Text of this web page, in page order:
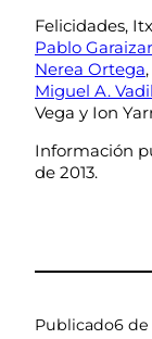
Felicidades,
Pablo Garaizar
Nerea Ortega
Miguel A.
Vega y Ion
Información
de 2013.
Publicado6 de